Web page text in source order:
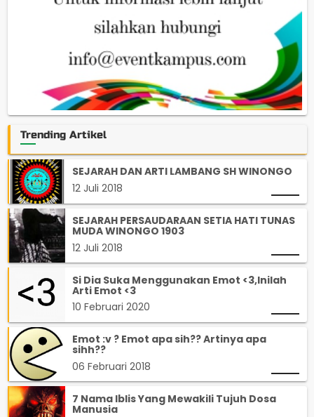
Trending Artikel
SEJARAH DAN ARTI LAMBANG SH WINONGO
12 Juli 2018
SEJARAH PERSAUDARAAN SETIA HATI TUNAS
MUDA WINONGO 1903
12 Juli 2018
Si Dia Suka Menggunakan Emot <3,Inilah
Arti Emot <3
10 Februari 2020
Emot :v ? Emot apa sih?? Artinya apa
sihh??
06 Februari 2018
7 Nama Iblis Yang Mewakili Tujuh Dosa
Manusia